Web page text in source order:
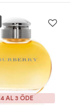
4 AL 3 ÖDE